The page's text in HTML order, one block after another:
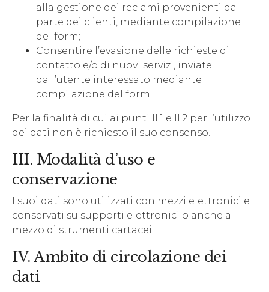
alla gestione dei reclami provenienti da
parte dei clienti, mediante compilazione
del form;
Consentire l’evasione delle richieste di
contatto e/o di nuovi servizi, inviate
dall’utente interessato mediante
compilazione del form.
Per la finalità di cui ai punti II.1 e II.2 per l’utilizzo
dei dati non è richiesto il suo consenso.
III. Modalità d’uso e
conservazione
I suoi dati sono utilizzati con mezzi elettronici e
conservati su supporti elettronici o anche a
mezzo di strumenti cartacei.
IV. Ambito di circolazione dei
dati